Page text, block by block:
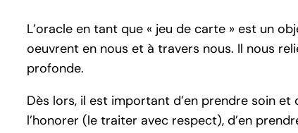
L’oracle en tant que « jeu de carte » est un
oeuvrent en nous et à travers nous. Il nous
profonde.
Dès lors, il est important d’en prendre soin
l’honorer (le traiter avec respect), d’en